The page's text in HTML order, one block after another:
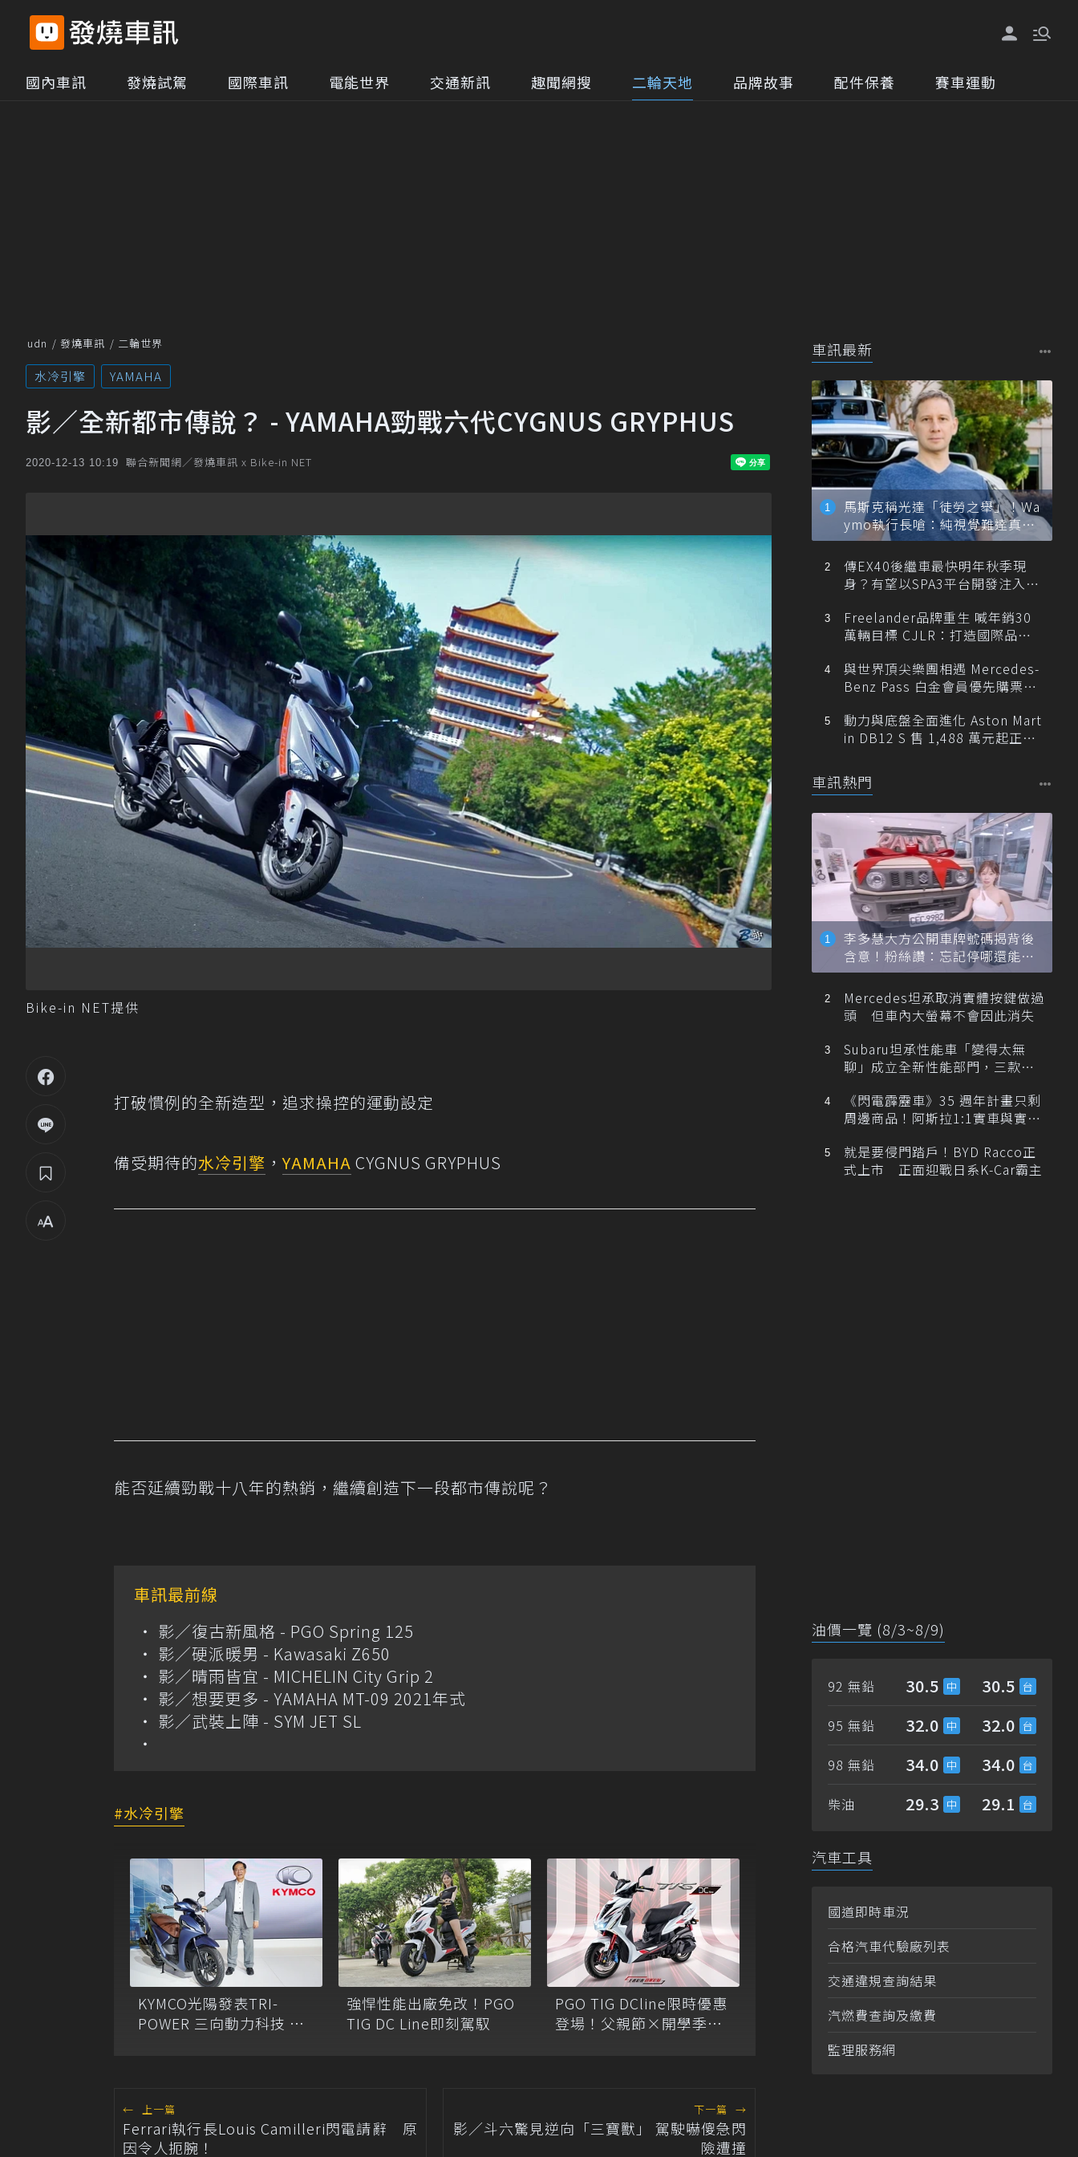
國內車訊 發燒試駕 國際車訊 電能世界 交通新訊 趣聞網搜 二輪天地 品牌故事 配件保養 賽車運動
udn 發燒車訊 二輪世界
水冷引擎 YAMAHA
影／全新都市傳說？ - YAMAHA勁戰六代CYGNUS GRYPHUS
2020-12-13 10:19 聯合新聞網／發燒車訊 x Bike-in NET
Bike-in NET提供
打破慣例的全新造型，追求操控的運動設定
備受期待的水冷引擎 ，YAMAHA CYGNUS GRYPHUS
能否延續勁戰十八年的熱銷，繼續創造下一段都市傳說呢？
車訊最前線
影／復古新風格 - PGO Spring 125
影／硬派暖男 - Kawasaki Z650
影／晴雨皆宜 - MICHELIN City Grip 2
影／想要更多 - YAMAHA MT-09 2021年式
影／武裝上陣 - SYM JET SL
水冷引擎
KYMCO光陽發表TRI-
POWER 三向動力科技 開
強悍性能出廠免改！PGO
TIG DC Line即刻駕馭
PGO TIG DCline限時優惠
登場！父親節×開學季雙
← 上一篇
Ferrari執行長Louis Camilleri閃電請辭 原
因令人扼腕！
下一篇 →
影／斗六驚見逆向「三寶獸」 駕駛嚇傻急閃
險遭撞
車訊最新
馬斯克稱光達「徒勞之舉」！Wa
ymo執行長嗆：純視覺難達真正
自動駕駛
傳EX40後繼車最快明年秋季現
身？有望以SPA3平台開發注入80
Freelander品牌重生 喊年銷30
萬輛目標 CJLR：打造國際品牌
與世界頂尖樂團相遇 Mercedes-
Benz Pass 白金會員優先購票維
動力與底盤全面進化 Aston Mart
in DB12 S 售 1,488 萬元起正式
車訊熱門
李多慧大方公開車牌號碼揭背後
含意！粉絲讚：忘記停哪還能幫
忙找車
Mercedes坦承取消實體按鍵做過
頭 但車內大螢幕不會因此消失
Subaru坦承性能車「變得太無
聊」成立全新性能部門，三款手
《閃電霹靂車》35 週年計畫只剩
周邊商品！阿斯拉1:1實車與實體
就是要侵門踏戶！BYD Racco正
式上市 正面迎戰日系K-Car霸主
油價一覽 (8/3~8/9)
92 無鉛 30.5 30.5
95 無鉛 32.0 32.0
98 無鉛 34.0 34.0
柴油 29.3 29.1
汽車工具
國道即時車況
合格汽車代驗廠列表
交通違規查詢結果
汽燃費查詢及繳費
監理服務網